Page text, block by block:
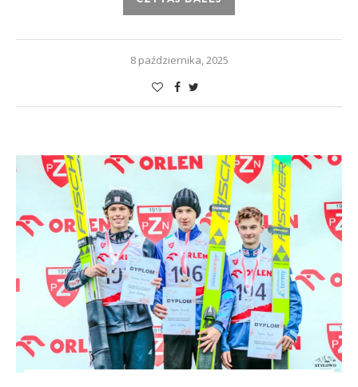
8 października, 2025